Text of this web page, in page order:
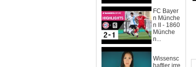
FC Bayer
n Münche
n II - 1860
Münche
n...
Wissensc
haftler irre